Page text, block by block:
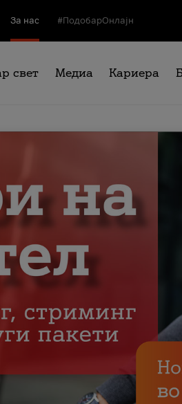
За нас #ПодобарОнлајн
свет Медиа Кариера